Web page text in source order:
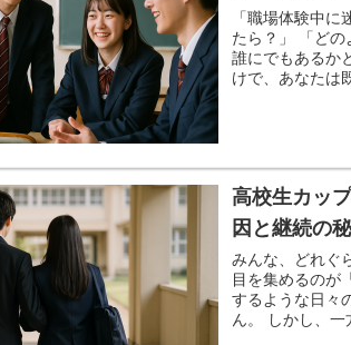
「職場体験中
たら？」 「ど
誰にでもあるか
けで、あなたは
高校生カッ
因と継続の
みんな、どれぐ
目を集めるのが
するような日々
ん。 しかし、一